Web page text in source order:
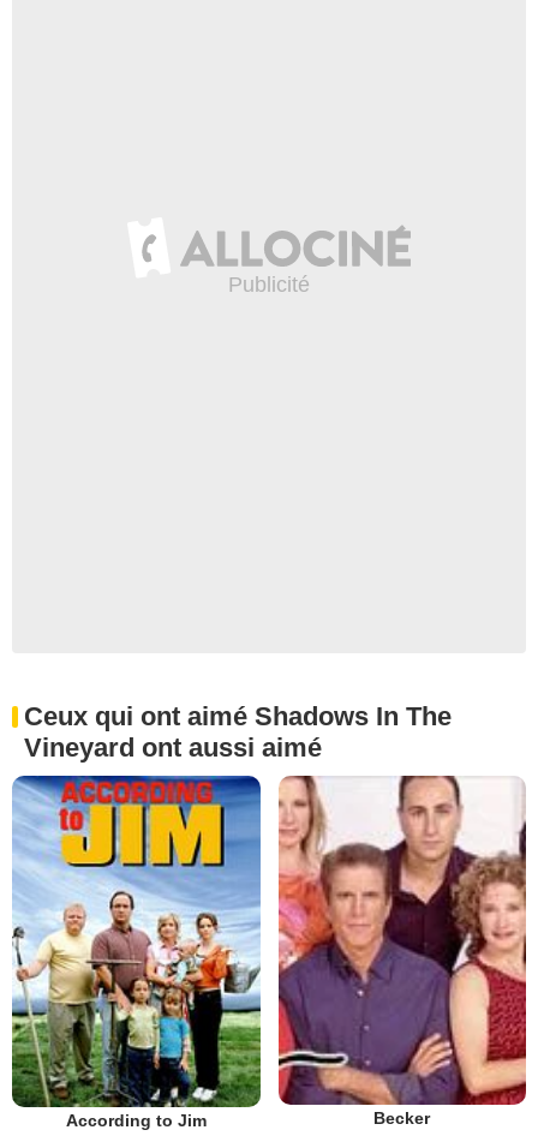
Ceux qui ont aimé Shadows In The
Vineyard ont aussi aimé
According to Jim Becker